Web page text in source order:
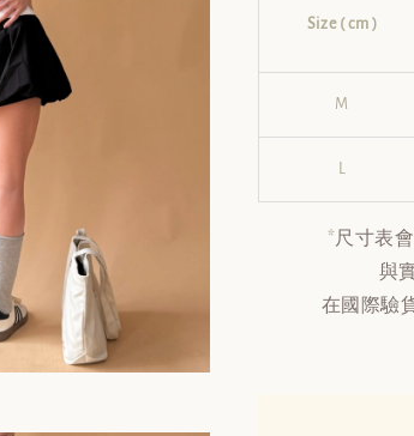
Size ( cm )
M
L
*尺寸表
與
在國際驗